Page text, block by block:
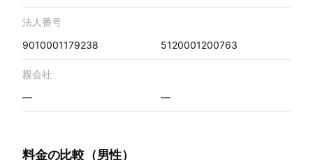
法人番号
9010001179238
5120001200763
親会社
—
—
料金の比較（男性）